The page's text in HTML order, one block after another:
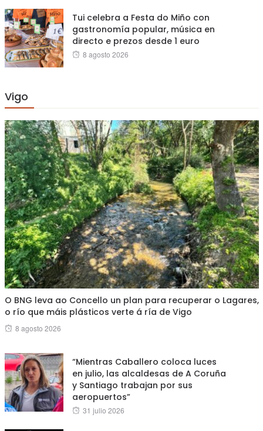
Tui celebra a Festa do Miño con
gastronomía popular, música en
directo e prezos desde 1 euro
Posted
8 agosto 2026
Vigo
O BNG leva ao Concello un plan para recuperar o Lagares,
o río que máis plásticos verte á ría de Vigo
Posted
8 agosto 2026
“Mientras Caballero coloca luces
en julio, las alcaldesas de A Coruña
y Santiago trabajan por sus
aeropuertos”
Posted
31 julio 2026